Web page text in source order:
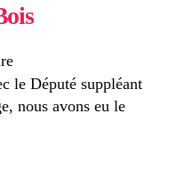
le Député suppléant
nous avons eu le